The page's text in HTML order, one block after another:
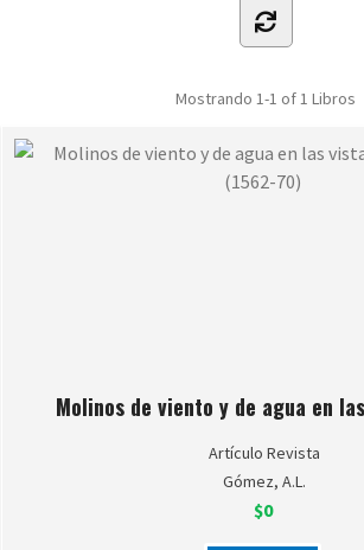
Mostrando 1-1 of 1 Libros
Molinos de viento y de agua en
Artículo Revista
Gómez, A.L.
$0